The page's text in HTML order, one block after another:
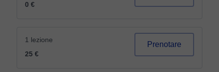
0 €
1 lezione
25 €
Prenotare